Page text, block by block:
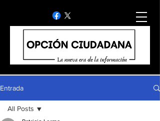
Entrada
All Posts